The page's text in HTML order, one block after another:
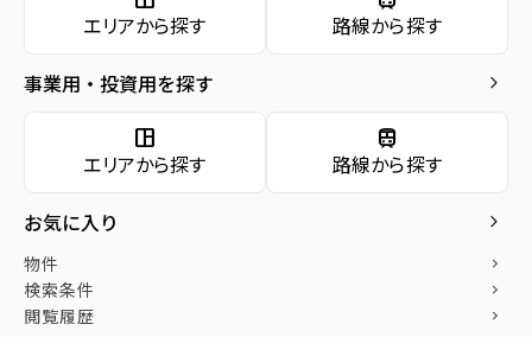
閲覧履歴
社宅をお探しの方へ keyboard_arrow_right
家具家電レンタル
貸会議室
keyboard_arrow_right
月極駐車場
open_in_new
エリアから探す 路線から探す
事業用・投資用を探す keyboard_arrow_right
space_dashboard
エリアから探す
train
路線から探す
お気に入り keyboard_arrow_right
物件 keyboard_arrow_right
検索条件 keyboard_arrow_right
閲覧履歴 keyboard_arrow_right
明石台
仙台市太白区
多賀城市
八幡
加美郡色麻町